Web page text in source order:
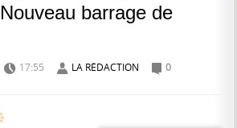
barrage de
H 17:55 A LA RÉDACTION
0